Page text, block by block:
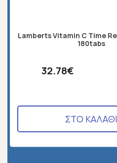
Lamberts Vitamin C Time
180tabs
32.78€
ΣΤΟ ΚΑΛΑΘΙ